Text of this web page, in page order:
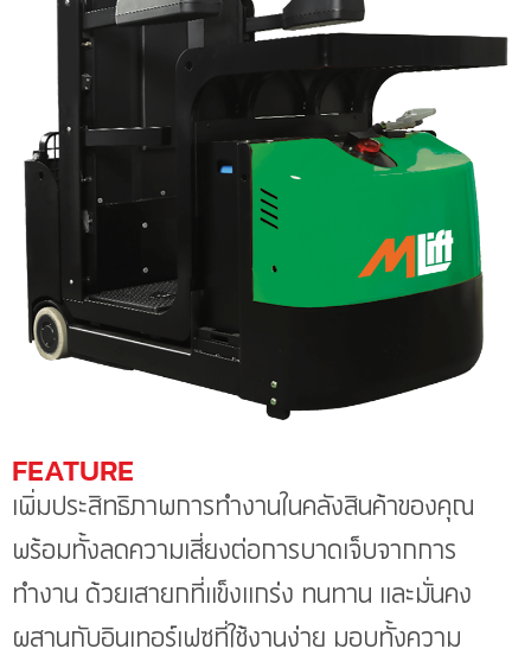
FEATURE
เพิ่มประสิทธิภาพการทำงานในคลังสินค้าของคุณ
พร้อมทั้งลดความเสี่ยงต่อการบาดเจ็บจากการ
ทำงาน ด้วยเสายกที่แข็งแกร่ง ทนทาน และมั่นคง
ผสานกับอินเทอร์เฟซที่ใช้งานง่าย มอบทั้งความ